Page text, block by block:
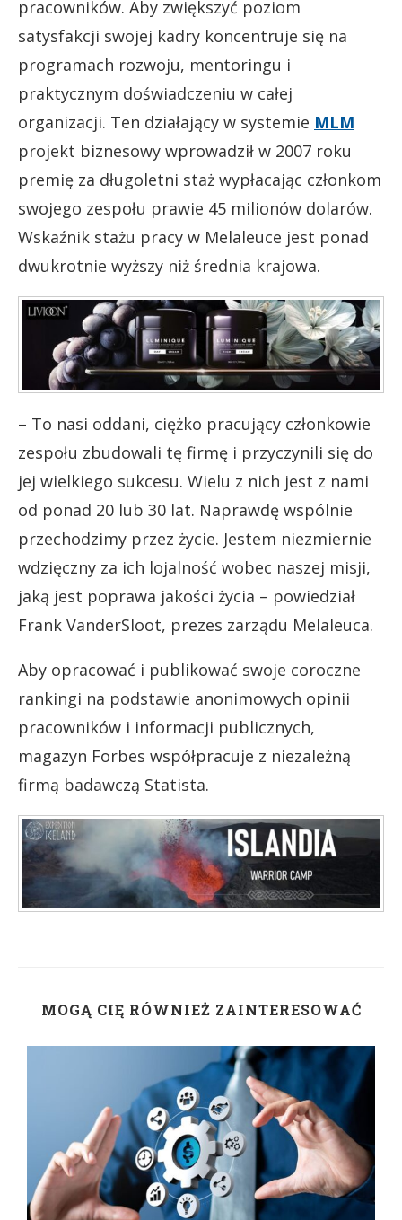
pracowników. Aby zwiększyć poziom
satysfakcji swojej kadry koncentruje się na
programach rozwoju, mentoringu i
praktycznym doświadczeniu w całej
organizacji. Ten działający w systemie MLM
projekt biznesowy wprowadził w 2007 roku
premię za długoletni staż wypłacając członkom
swojego zespołu prawie 45 milionów dolarów.
Wskaźnik stażu pracy w Melaleuce jest ponad
dwukrotnie wyższy niż średnia krajowa.
– To nasi oddani, ciężko pracujący członkowie
zespołu zbudowali tę firmę i przyczynili się do
jej wielkiego sukcesu. Wielu z nich jest z nami
od ponad 20 lub 30 lat. Naprawdę wspólnie
przechodzimy przez życie. Jestem niezmiernie
wdzięczny za ich lojalność wobec naszej misji,
jaką jest poprawa jakości życia – powiedział
Frank VanderSloot, prezes zarządu Melaleuca.
Aby opracować i publikować swoje coroczne
rankingi na podstawie anonimowych opinii
pracowników i informacji publicznych,
magazyn Forbes współpracuje z niezależną
firmą badawczą Statista.
MOGĄ CIĘ RÓWNIEŻ ZAINTERESOWAĆ